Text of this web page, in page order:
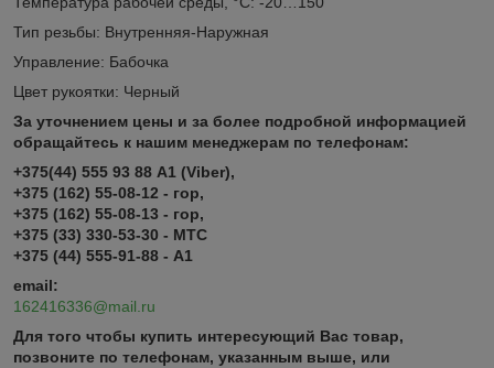
Тип резьбы: Внутренняя-Наружная
Управление: Бабочка
Цвет рукоятки: Черный
За уточнением цены и за более подробной информацией
обращайтесь к нашим менеджерам по телефонам:
+375(44) 555 93 88 А1 (Viber),
+375 (162) 55-08-12 - гор,
+375 (162) 55-08-13 - гор,
+375 (33) 330-53-30 - МТС
+375 (44) 555-91-88 - А1
email:
162416336@mail.ru
Для того чтобы купить интересующий Вас товар,
позвоните по телефонам, указанным выше, или